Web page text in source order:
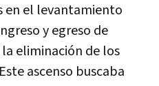
en el levantamiento
y egreso de
eliminación de los
ascenso buscaba